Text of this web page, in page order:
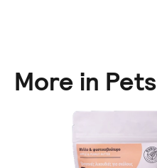
More in Pets